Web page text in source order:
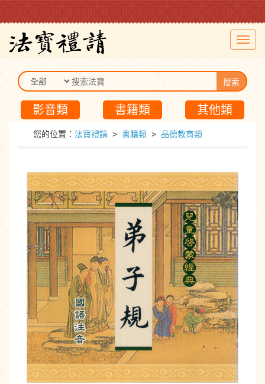
搜索
影音類 書籍類 其他類
您的位置： 法寶禮請 > 書籍類 > 品德教育類